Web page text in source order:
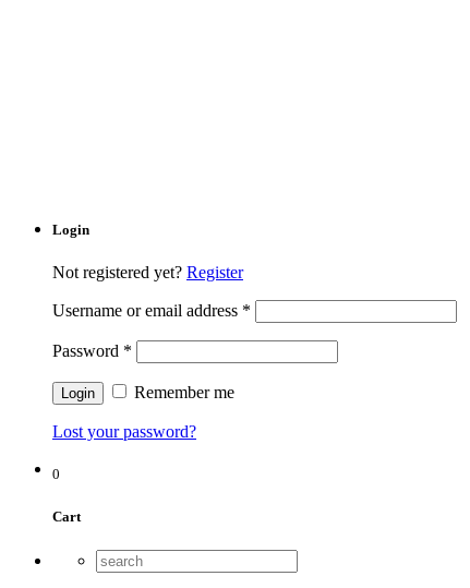
Login
Not registered yet? Register
Username or email address *
Password *
Remember me
Lost your password?
0
Cart